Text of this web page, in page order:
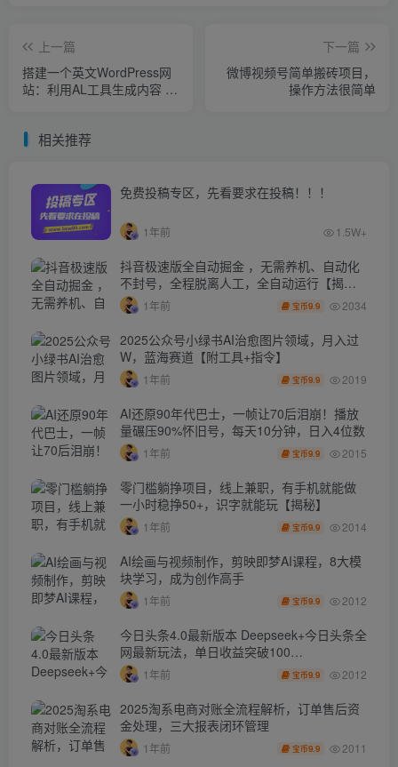
上一篇
搭建一个英文WordPress网
站：利用AL工具生成内容 投
下一篇
微博视频号简单搬砖项目，
操作方法很简单
相关推荐
免费投稿专区，先看要求在投稿！！！
1年前 1.5W+
抖音极速版全自动掘金 ，无需养机、自动化
不封号，全程脱离人工，全自动运行【揭
秘】 1年前 宝币9.9 2034
2025公众号小绿书AI治愈图片领域，月入过
W，蓝海赛道【附工具+指令】
1年前 宝币9.9 2019
AI还原90年代巴士，一帧让70后泪崩！播放
量碾压90%怀旧号，每天10分钟，日入4位数
1年前 宝币9.9 2015
零门槛躺挣项目，线上兼职，有手机就能做
一小时稳挣50+，识字就能玩【揭秘】
1年前 宝币9.9 2014
AI绘画与视频制作，剪映即梦AI课程，8大模
块学习，成为创作高手
1年前 宝币9.9 2012
今日头条4.0最新版本 Deepseek+今日头条全
网最新玩法，单日收益突破100…
1年前 宝币9.9 2012
2025淘系电商对账全流程解析，订单售后资
金处理，三大报表闭环管理
1年前 宝币9.9 2011